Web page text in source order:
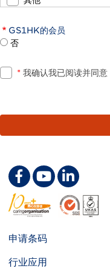
GS1HK的会员
否
* 我确认我已阅读并同意
Footer
Site
申请条码
GS1条码
行业应用